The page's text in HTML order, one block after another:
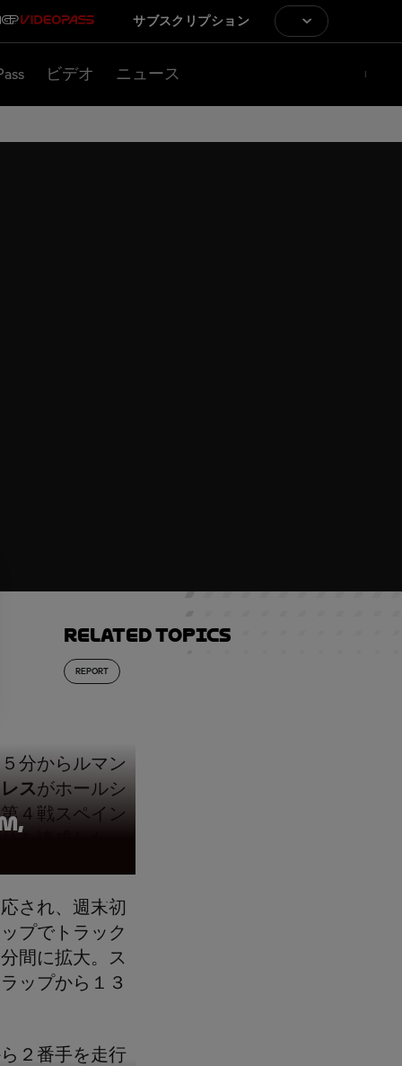
サブスクリプション
ビデオ ニュース
Related topics
REPORT
分からルマン
スがホールシ
４戦スペイン
を達成した。
され、週末初
プでトラック
間に拡大。ス
ップから１３
２番手を走行